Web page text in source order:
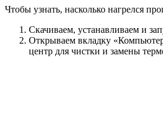
Чтобы узнать, насколько нагрелся
Скачиваем, устанавливаем и
Открываем вкладку
центр для чистки и замены